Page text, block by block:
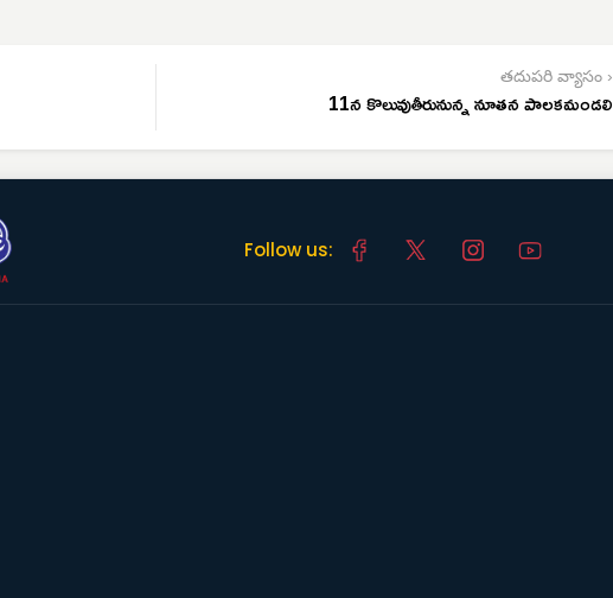
తదుపరి వ్యాసం ›
11న కొలువుతీరునున్న నూతన పాలకమండలి
Follow us: